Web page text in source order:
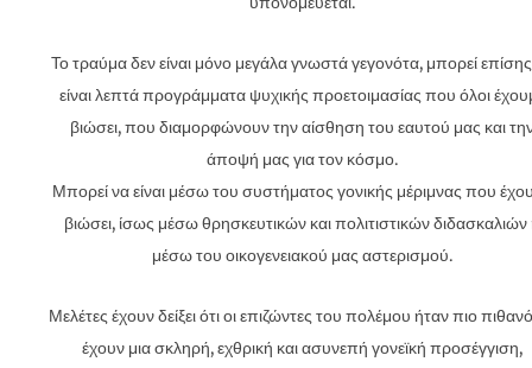
Το τραύμα δεν είναι μόνο μεγάλα γνωστά γεγονότα, μπορεί
είναι λεπτά προγράμματα ψυχικής προετοιμασίας που όλοι
βιώσει, που διαμορφώνουν την αίσθηση του εαυτού μας και
άποψή μας για τον κόσμο.
Μπορεί να είναι μέσω του συστήματος γονικής μέριμνας που
βιώσει, ίσως μέσω θρησκευτικών και πολιτιστικών διδασκαλιών
μέσω του οικογενειακού μας αστερισμού.
Μελέτες έχουν δείξει ότι οι επιζώντες του πολέμου ήταν πιο
έχουν μια σκληρή, εχθρική και ασυνεπή γονεϊκή προσέγγιση,